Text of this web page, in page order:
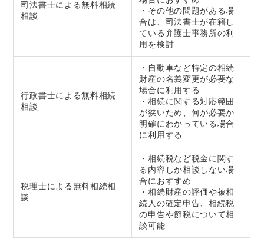
司法書士による無料相続
相談
・その他の問題がある場
合は、司法書士が在籍し
ている弁護士事務所の利
用を検討
行政書士による無料相続
相談
・自動車など特定の相続
財産の名義変更が必要な
場合に利用する
・相続に関する対応範囲
が狭いため、何が必要か
明確にわかっている場合
に利用する
税理士による無料相続相
談
・相続税など税金に関す
る内容しか相談しない場
合におすすめ
・相続財産の評価や被相
続人の確定申告、相続税
の申告や節税について相
談可能